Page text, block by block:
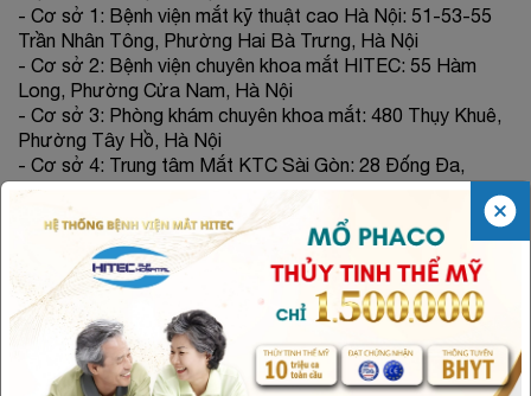
- Cơ sở 1: Bệnh viện mắt kỹ thuật cao Hà Nội: 51-53-55
Trần Nhân Tông, Phường Hai Bà Trưng, Hà Nội
- Cơ sở 2: Bệnh viện chuyên khoa mắt HITEC: 55 Hàm
Long, Phường Cửa Nam, Hà Nội
- Cơ sở 3: Phòng khám chuyên khoa mắt: 480 Thụy Khuê,
Phường Tây Hồ, Hà Nội
- Cơ sở 4: Trung tâm Mắt KTC Sài Gòn: 28 Đống Đa,
Phường Tân Sơn Hòa, TP.HCM (Phường 2, Tân Bình cũ)
#hethongbenhvienmathitec #hitecsaigon #quanlycanthi
#kiemsoatcanthi #myopia #canthi #canthinang
Về trang trước